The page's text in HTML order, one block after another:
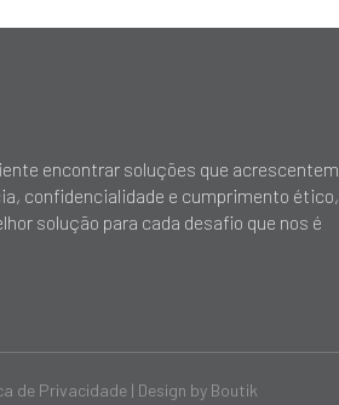
encontrar soluções que acrescentem
confidencialidade e cumprimento ético,
solução para cada desafio que nos é
de Privacidade | Design by Boutik